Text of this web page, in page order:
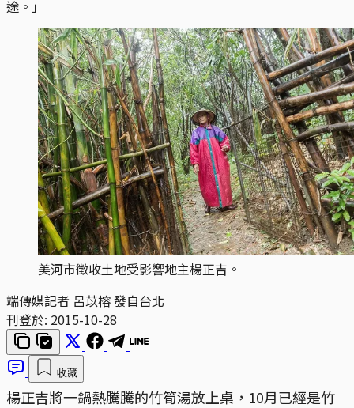
途。」
美河市徵收土地受影響地主楊正吉。
端傳媒記者 呂苡榕 發自台北
刊登於: 2015-10-28
收藏
楊正吉將一鍋熱騰騰的竹筍湯放上桌，10月已經是竹